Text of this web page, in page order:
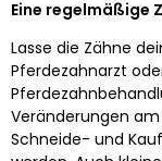
Eine regelmäßige
Lasse die Zähne
Pferdezahnarzt
Veränderungen
Schneide- und